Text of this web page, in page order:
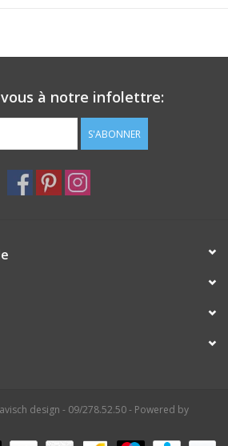
à notre infolettre:
S'ABONNER
design - 09/278.52.50 - Powered by